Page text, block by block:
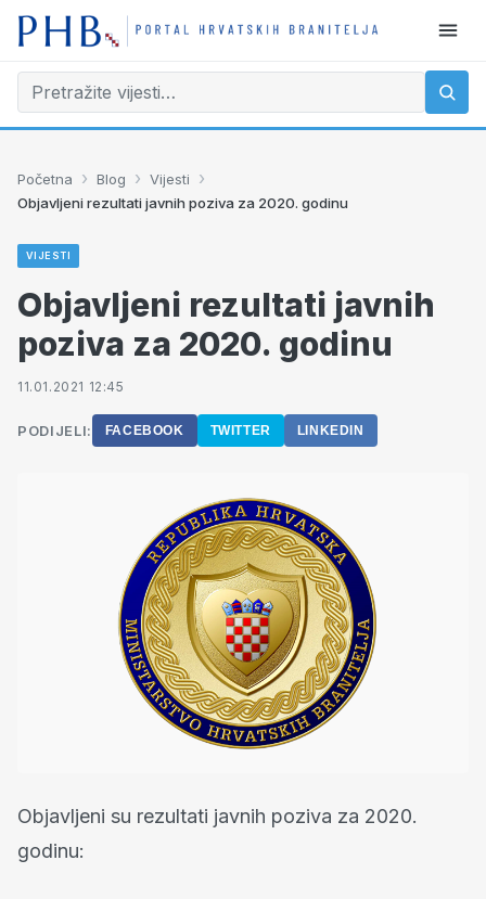
Početna › Blog › Vijesti ›
Objavljeni rezultati javnih poziva za 2020. godinu
VIJESTI
Objavljeni rezultati javnih
poziva za 2020. godinu
11.01.2021 12:45
PODIJELI: FACEBOOK TWITTER LINKEDIN
Objavljeni su rezultati javnih poziva za 2020.
godinu: